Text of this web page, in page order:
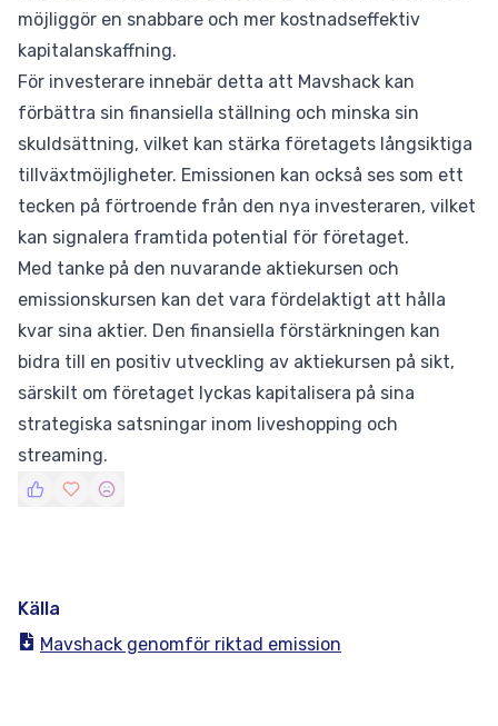
möjliggör en snabbare och mer kostnadseffektiv
kapitalanskaffning.
För investerare innebär detta att Mavshack kan
förbättra sin finansiella ställning och minska sin
skuldsättning, vilket kan stärka företagets långsiktiga
tillväxtmöjligheter. Emissionen kan också ses som ett
tecken på förtroende från den nya investeraren, vilket
kan signalera framtida potential för företaget.
Med tanke på den nuvarande aktiekursen och
emissionskursen kan det vara fördelaktigt att hålla
kvar sina aktier. Den finansiella förstärkningen kan
bidra till en positiv utveckling av aktiekursen på sikt,
särskilt om företaget lyckas kapitalisera på sina
strategiska satsningar inom liveshopping och
streaming.
Källa
Mavshack genomför riktad emission